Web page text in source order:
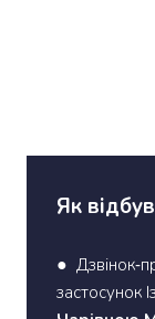
Як
● Дзвінок-
застосунок